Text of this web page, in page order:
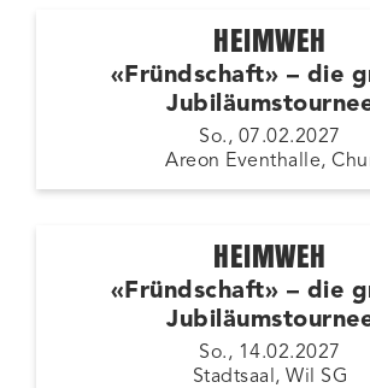
HEIMWEH
«Fründschaft» – die
So., 07.02.2027
Areon Eventhalle,
HEIMWEH
«Fründschaft» – die
So., 14.02.2027
Stadtsaal, Wil SG